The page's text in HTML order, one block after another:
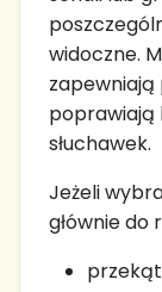
widoczne.
zapewniają
poprawiają
słuchawek.
Jeżeli
głównie do